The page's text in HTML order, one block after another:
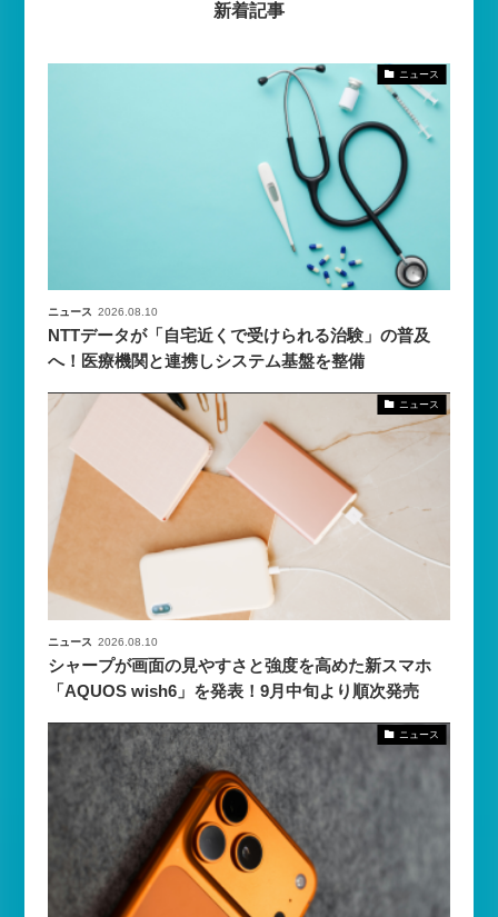
新着記事
ニュース
ニュース 2026.08.10
NTTデータが「自宅近くで受けられる治験」の普及
へ！医療機関と連携しシステム基盤を整備
ニュース
ニュース 2026.08.10
シャープが画面の見やすさと強度を高めた新スマホ
「AQUOS wish6」を発表！9月中旬より順次発売
ニュース